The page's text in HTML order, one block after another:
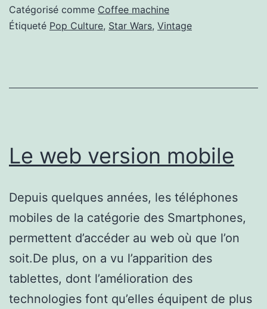
Catégorisé comme Coffee machine
Étiqueté Pop Culture, Star Wars, Vintage
Le web version mobile
Depuis quelques années, les téléphones
mobiles de la catégorie des Smartphones,
permettent d’accéder au web où que l’on
soit.De plus, on a vu l’apparition des
tablettes, dont l’amélioration des
technologies font qu’elles équipent de plus